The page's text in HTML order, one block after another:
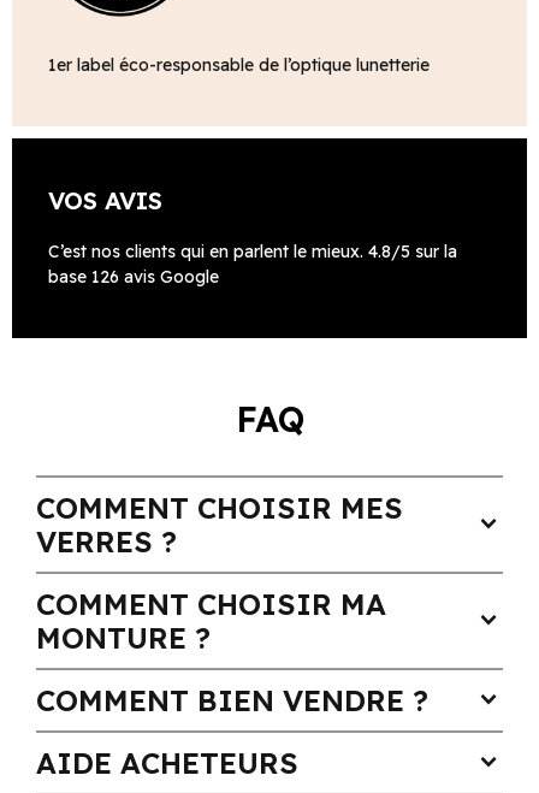
1er label éco-responsable de l’optique lunetterie
VOS AVIS
C’est nos clients qui en parlent le mieux. 4.8/5 sur la
base 126 avis Google
FAQ
COMMENT CHOISIR MES
VERRES ?
expand_more
COMMENT CHOISIR MA
MONTURE ?
expand_more
COMMENT BIEN VENDRE ? expand_more
AIDE ACHETEURS expand_more